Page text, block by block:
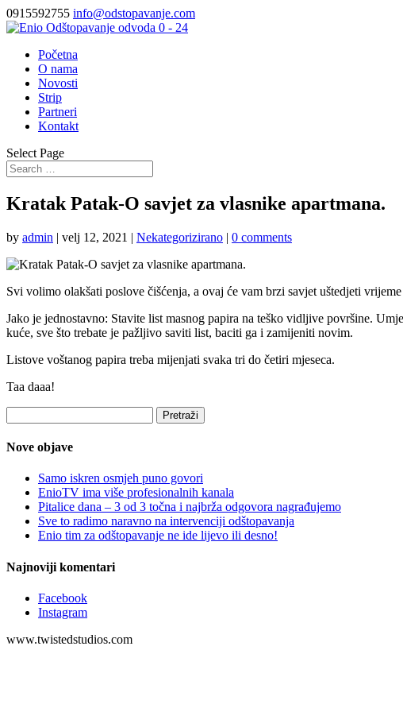
0915592755 info@odstopavanje.com
Početna
O nama
Novosti
Strip
Partneri
Kontakt
Select Page
Kratak Patak-O savjet za vlasnike apartmana.
by admin | velj 12, 2021 | Nekategorizirano | 0 comments
Svi volimo olakšati poslove čišćenja, a ovaj će vam brzi savjet uštedjeti
Jako je jednostavno: Stavite list masnog papira na teško vidljive površine.
kuće, sve što trebate je pažljivo saviti list, baciti ga i zamijeniti novim.
Listove voštanog papira treba mijenjati svaka tri do četiri mjeseca.
Taa daaa!
Nove objave
Samo iskren osmjeh puno govori
EnioTV ima više profesionalnih kanala
Pitalice dana – 3 od 3 točna i najbrža odgovora nagrađujemo
Sve to radimo naravno na intervenciji odštopavanja
Enio tim za odštopavanje ne ide lijevo ili desno!
Najnoviji komentari
Facebook
Instagram
www.twistedstudios.com